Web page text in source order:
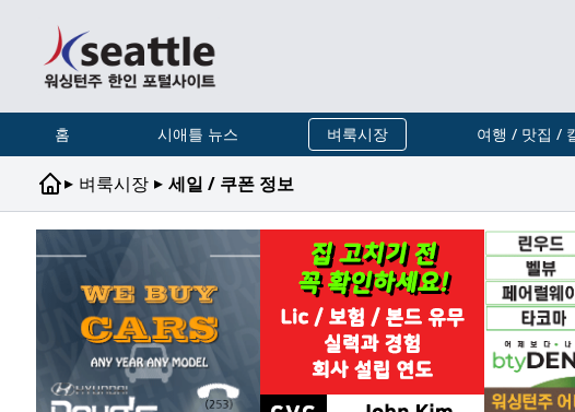
홈 시애틀 뉴스 벼룩시장 여행 / 맛집 /
▸ 벼룩시장 ▸ 세일 / 쿠폰 정보